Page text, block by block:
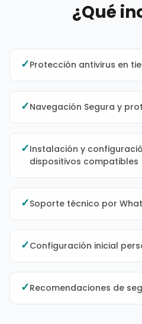
¿Qué
✓Protección antivirus en
✓Navegación Segura y
✓Instalación y
dispositivos compatibles
✓Soporte técnico por
✓Configuración inicial
✓Recomendaciones de